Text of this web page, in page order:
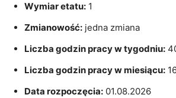
Wymiar etatu: 1
Zmianowość: jedna zmiana
Liczba godzin pracy w tygodniu:
Liczba godzin pracy w miesiącu:
Data rozpoczęcia: 01.08.2026